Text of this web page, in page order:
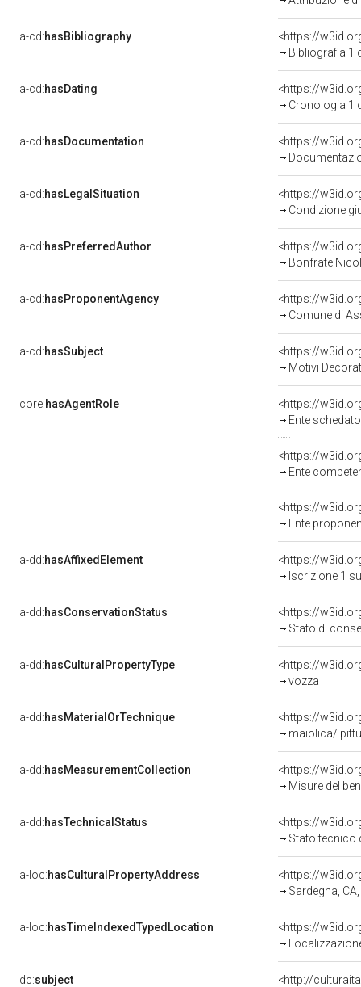
a-cd:hasBibliography
<https://
Bibliografia 1
a-cd:hasDating
<https://
Cronologia 1
a-cd:hasDocumentation
a-cd:hasLegalSituation
Condizione
a-cd:hasPreferredAuthor
<https://
Bonfrate
a-cd:hasProponentAgency
<https://
Comune di
a-cd:hasSubject
<https://
Motivi
core:hasAgentRole
<https://
Ente
<https://
Ente competente per
<https://
Ente
a-dd:hasAffixedElement
<https://
Iscrizione 1
a-dd:hasConservationStatus
<https://
Stato di
a-dd:hasCulturalPropertyType
vozza
a-dd:hasMaterialOrTechnique
<https://
maiolica/
a-dd:hasMeasurementCollection
<https://
Misure del
a-dd:hasTechnicalStatus
<https://
Stato tecnico
a-loc:hasCulturalPropertyAddress
<https://
Sardegna,
a-loc:hasTimeIndexedTypedLocation
<https://
dc:subject <http://